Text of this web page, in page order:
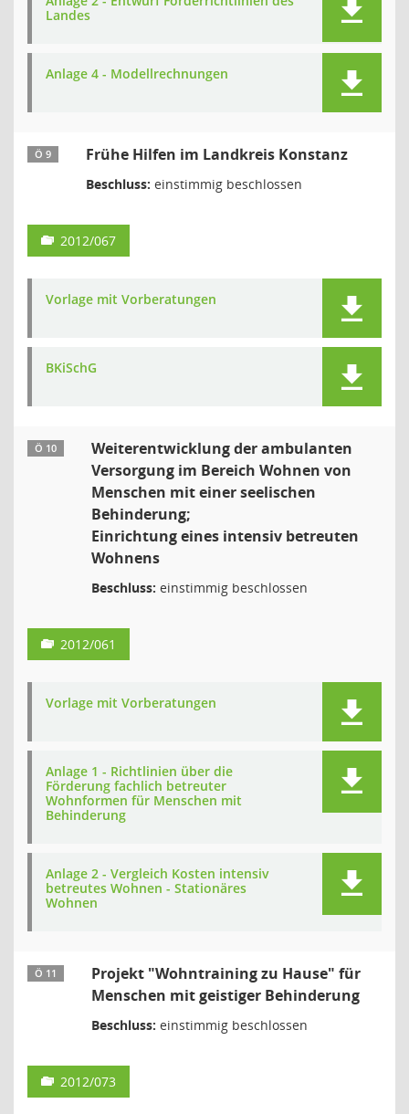
Landes
Anlage 4 - Modellrechnungen
Ö 9 Frühe Hilfen im Landkreis Konstanz
Beschluss: einstimmig beschlossen
2012/067
Vorlage mit Vorberatungen
BKiSchG
Ö 10
Weiterentwicklung der ambulanten
Versorgung im Bereich Wohnen von
Menschen mit einer seelischen
Behinderung;
Einrichtung eines intensiv betreuten
Wohnens
Beschluss: einstimmig beschlossen
2012/061
Vorlage mit Vorberatungen
Anlage 1 - Richtlinien über die
Förderung fachlich betreuter
Wohnformen für Menschen mit
Behinderung
Anlage 2 - Vergleich Kosten intensiv
betreutes Wohnen - Stationäres
Wohnen
Ö 11
Projekt "Wohntraining zu Hause" für
Menschen mit geistiger Behinderung
Beschluss: einstimmig beschlossen
2012/073